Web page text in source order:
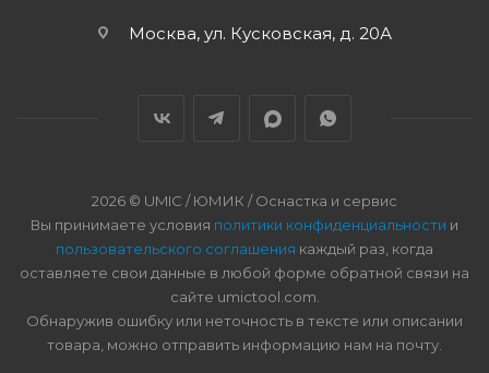
Москва, ул. Кусковская, д. 20А
2026 © UMIC / ЮМИК / Оснастка и сервис
Вы принимаете условия политики конфиденциальности и
пользовательского соглашения каждый раз, когда
оставляете свои данные в любой форме обратной связи на
сайте umictool.com.
Обнаружив ошибку или неточность в тексте или описании
товара, можно отправить информацию нам на почту.